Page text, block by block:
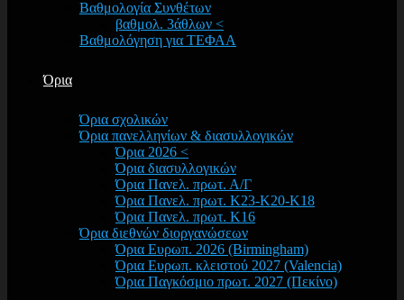
Βαθμολογία Συνθέτων
βαθμολ. 3άθλων <
Βαθμολόγηση για ΤΕΦΑΑ
Όρια
Όρια σχολικών
Όρια πανελληνίων & διασυλλογικών
Όρια 2026 <
Όρια διασυλλογικών
Όρια Πανελ. πρωτ. Α/Γ
Όρια Πανελ. πρωτ. Κ23-Κ20-Κ18
Όρια Πανελ. πρωτ. Κ16
Όρια διεθνών διοργανώσεων
Όρια Ευρωπ. 2026 (Birmingham)
Όρια Ευρωπ. κλειστού 2027 (Valencia)
Όρια Παγκόσμιο πρωτ. 2027 (Πεκίνο)